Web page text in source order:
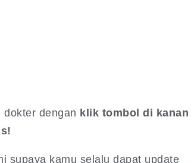
dengan klik tombol di kanan
supaya kamu selalu dapat update